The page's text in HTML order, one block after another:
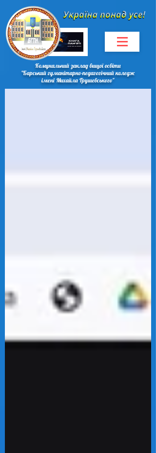
Комунальний заклад вищої освіти
"Барський гуманітарно-педагогічний коледж
імені Михайла Грушевського"